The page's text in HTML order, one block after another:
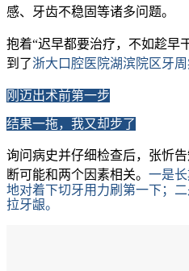
感、牙齿不稳固等诸多问题。
抱着“迟早都要治疗，不如趁早
到了浙大口腔医院湖滨院区牙
刚迈出术前第一步
结果一拖，我又却步了
询问病史并仔细检查后，张忻
断可能和两个因素相关。 一是
地对着下切牙用力刷第一下；
拉牙龈。